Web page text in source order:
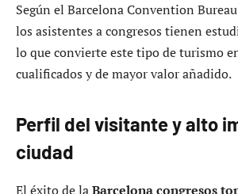
Según el Barcelona Convention
los asistentes a congresos tienen
lo que convierte este tipo de turismo
cualificados y de mayor valor añadido.
Perfil del visitante y alto
ciudad
El éxito de la Barcelona congresos